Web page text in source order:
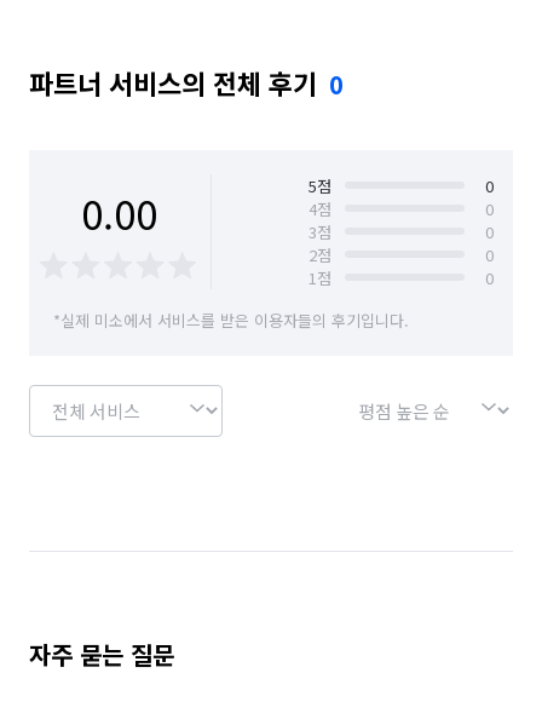
파트너 서비스의 전체 후기 0
0.00 5점
0
4점
0
3점
0
2점
0
1점
0
*실제 미소에서 서비스를 받은 이용자들의 후기입니다.
자주 묻는 질문